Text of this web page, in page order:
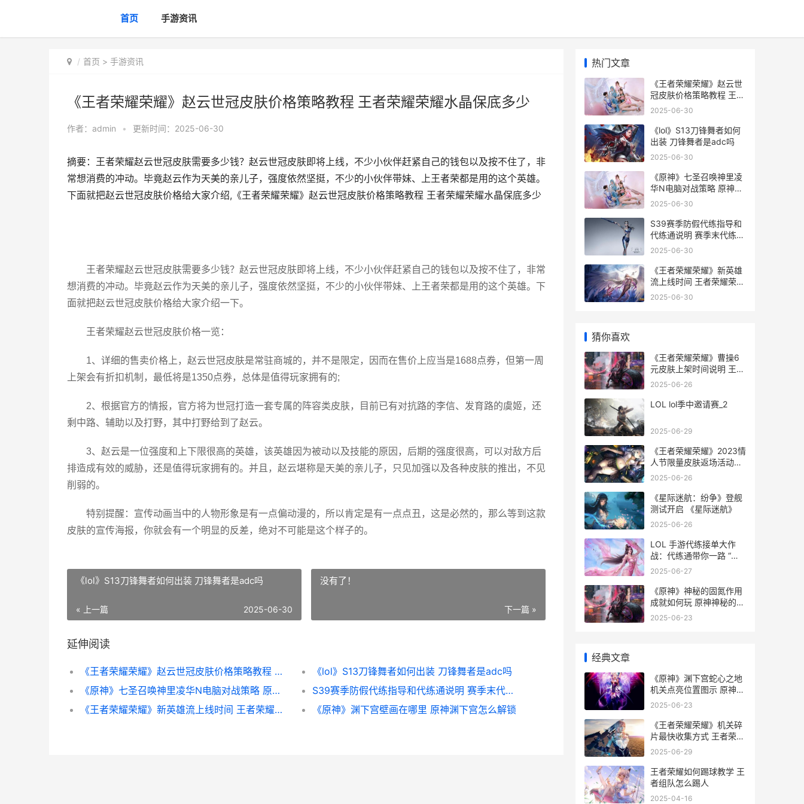
首页 手游资讯
首页 > 手游资讯
《王者荣耀荣耀》赵云世冠皮肤价格策略教程 王者荣耀荣耀水晶保底多少
作者： admin • 更新时间：2025-06-30
摘要：王者荣耀赵云世冠皮肤需要多少钱？赵云世冠皮肤即将上线，不少小伙伴赶紧自己的钱包以及按不住了，非
常想消费的冲动。毕竟赵云作为天美的亲儿子，强度依然坚挺，不少的小伙伴带妹、上王者荣都是用的这个英雄。
下面就把赵云世冠皮肤价格给大家介绍,《王者荣耀荣耀》赵云世冠皮肤价格策略教程 王者荣耀荣耀水晶保底多少
王者荣耀赵云世冠皮肤需要多少钱？赵云世冠皮肤即将上线，不少小伙伴赶紧自己的钱包以及按不住了，非常
想消费的冲动。毕竟赵云作为天美的亲儿子，强度依然坚挺，不少的小伙伴带妹、上王者荣都是用的这个英雄。下
面就把赵云世冠皮肤价格给大家介绍一下。
王者荣耀赵云世冠皮肤价格一览：
1、详细的售卖价格上，赵云世冠皮肤是常驻商城的，并不是限定，因而在售价上应当是1688点券，但第一周
上架会有折扣机制，最低将是1350点券，总体是值得玩家拥有的;
2、根据官方的情报，官方将为世冠打造一套专属的阵容类皮肤，目前已有对抗路的李信、发育路的虞姬，还
剩中路、辅助以及打野，其中打野给到了赵云。
3、赵云是一位强度和上下限很高的英雄，该英雄因为被动以及技能的原因，后期的强度很高，可以对敌方后
排造成有效的威胁，还是值得玩家拥有的。并且，赵云堪称是天美的亲儿子，只见加强以及各种皮肤的推出，不见
削弱的。
特别提醒：宣传动画当中的人物形象是有一点偏动漫的，所以肯定是有一点点丑，这是必然的，那么等到这款
皮肤的宣传海报，你就会有一个明显的反差，绝对不可能是这个样子的。
《lol》S13刀锋舞者如何出装 刀锋舞者是adc吗
« 上一篇 2025-06-30
没有了！
下一篇 »
延伸阅读
《王者荣耀荣耀》赵云世冠皮肤价格策略教程 王者荣耀荣耀水晶保底多少
《lol》S13刀锋舞者如何出装 刀锋舞者是adc吗
《原神》七圣召唤神里凌华N电脑对战策略 原神七圣召唤赛事官网
S39赛季防假代练指导和代练通说明 赛季末代练价格表
《王者荣耀荣耀》新英雄流上线时间 王者荣耀荣耀之章命运篇
《原神》渊下宫壁画在哪里 原神渊下宫怎么解锁
热门文章
《王者荣耀荣耀》赵云世
冠皮肤价格策略教程 王者
荣耀荣耀水晶保底多少
2025-06-30
《lol》S13刀锋舞者如何
出装 刀锋舞者是adc吗
2025-06-30
《原神》七圣召唤神里凌
华N电脑对战策略 原神七
圣召唤赛事官网
2025-06-30
S39赛季防假代练指导和
代练通说明 赛季末代练价
格表
2025-06-30
《王者荣耀荣耀》新英雄
流上线时间 王者荣耀荣耀
之章命运篇
2025-06-30
猜你喜欢
《王者荣耀荣耀》曹操6
元皮肤上架时间说明 王者
荣耀荣耀称号在哪里设置-
2025-06-26
LOL lol季中邀请赛_2
2025-06-29
《王者荣耀荣耀》2023情
人节限量皮肤返场活动主
题 王者荣耀荣耀印记怎么
2025-06-26
《星际迷航：纷争》登舰
测试开启 《星际迷航》
2025-06-26
LOL 手游代练接单大作
战：代练通带你一路 “狂
飙”
2025-06-27
《原神》神秘的固氮作用
成就如何玩 原神神秘的异
色结晶石
2025-06-23
经典文章
《原神》渊下宫蛇心之地
机关点亮位置图示 原神渊
下宫背景音乐
2025-06-23
《王者荣耀荣耀》机关碎
片最快收集方式 王者荣耀
荣耀水晶保底多少
2025-06-29
王者荣耀如何踢球教学 王
者组队怎么踢人
2025-04-16